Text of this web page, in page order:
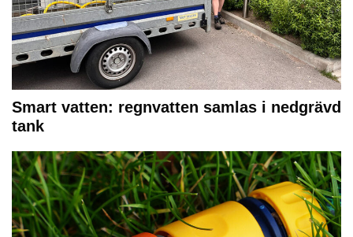
Smart vatten: regnvatten samlas i nedgrävd
tank